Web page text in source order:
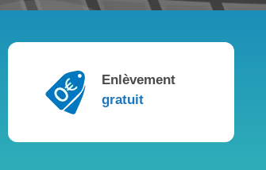
Enlèvement
gratuit